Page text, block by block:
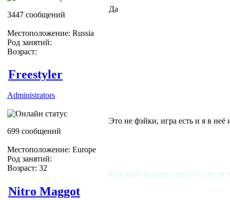
3447 сообщений
Местоположение: Russia
Род занятий:
Возраст:
Да
Freestyler
Administrators
699 сообщений
Местоположение: Europe
Род занятий:
Возраст: 32
Это не фэйки, игра есть и я в неё
Я не злой человек, просто у меня
Nitro Maggot